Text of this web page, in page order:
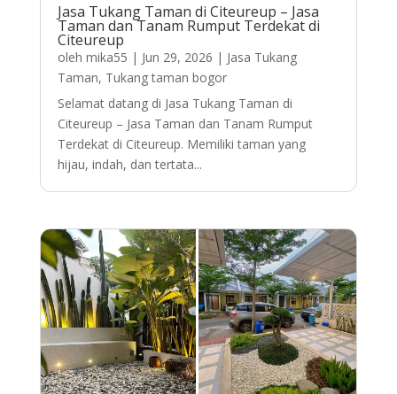
Jasa Tukang Taman di Citeureup – Jasa
Taman dan Tanam Rumput Terdekat di
Citeureup
oleh mika55 | Jun 29, 2026 | Jasa Tukang
Taman, Tukang taman bogor
Selamat datang di Jasa Tukang Taman di
Citeureup – Jasa Taman dan Tanam Rumput
Terdekat di Citeureup. Memiliki taman yang
hijau, indah, dan tertata...